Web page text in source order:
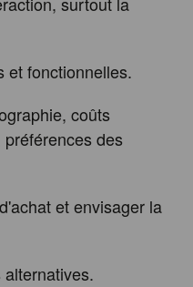
et fonctionnelles.
coûts
des
et envisager la